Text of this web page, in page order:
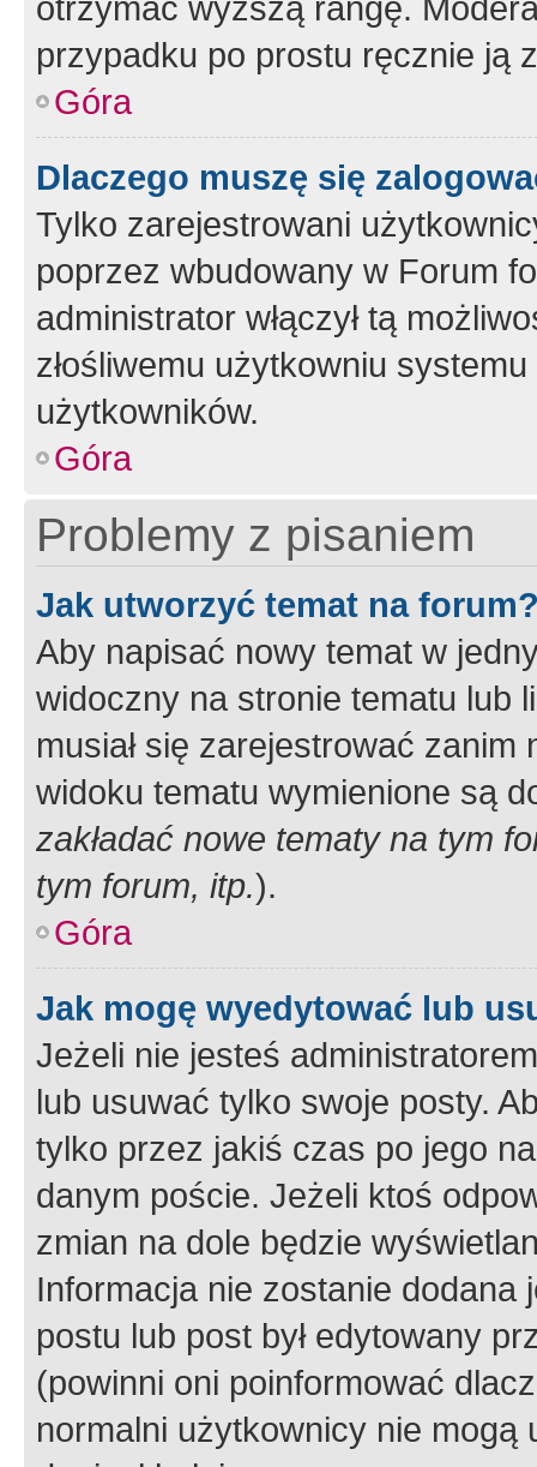
przypadku po prostu ręcznie ją
Góra
Dlaczego muszę się
Tylko zarejestrowani
poprzez wbudowany w Forum
administrator włączył tą
złośliwemu użytkowniu
użytkowników.
Góra
Problemy z pisaniem
Jak utworzyć temat na
Aby napisać nowy temat w
widoczny na stronie tematu lub
musiał się zarejestrować
widoku tematu wymienione są
zakładać nowe tematy na tym
tym forum, itp.).
Góra
Jak mogę wyedytować lub
Jeżeli nie jesteś
lub usuwać tylko swoje posty.
tylko przez jakiś czas po jego
danym poście. Jeżeli ktoś
zmian na dole będzie
Informacja nie zostanie dodana
postu lub post był edytowany
(powinni oni poinformować
normalni użytkownicy nie